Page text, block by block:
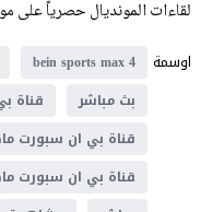
لقاءات المونديال حصرياً على
اوسمة
bein sports max 4
بث مباشر
قناة
قناة بي ان سبورت ماكس 4 اتش دي
قناة بي ان سبورت ماكس 4 اتش